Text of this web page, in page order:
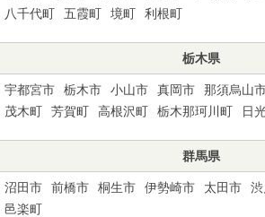
八千代町
五霞町 境町 利根町
栃木県
宇都宮市 栃木市 小山市 真岡市 那須烏山
茂木町
芳賀町 高根沢町 栃木那珂川町 日
群馬県
沼田市 前橋市 桐生市 伊勢崎市 太田市
邑楽町